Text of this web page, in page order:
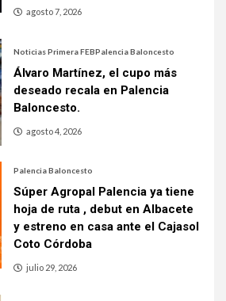
agosto 7, 2026
Noticias Primera FEBPalencia Baloncesto
Álvaro Martínez, el cupo más
deseado recala en Palencia
Baloncesto.
agosto 4, 2026
Palencia Baloncesto
Súper Agropal Palencia ya tiene
hoja de ruta , debut en Albacete
y estreno en casa ante el Cajasol
Coto Córdoba
julio 29, 2026